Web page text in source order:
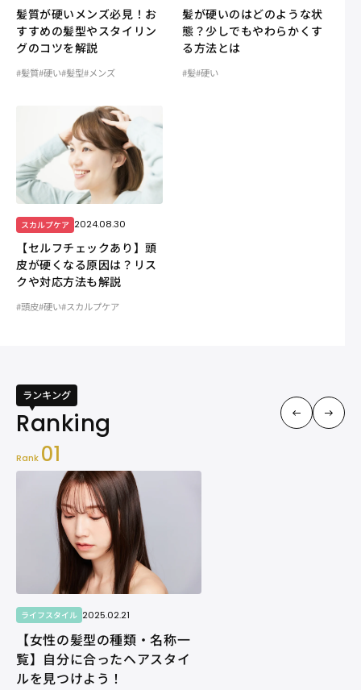
髪質が硬いメンズ必見！お
すすめの髪型やスタイリン
グのコツを解説
#髪質#硬い#髪型#メンズ
髪が硬いのはどのような状
態？少しでもやわらかくす
る方法とは
#髪#硬い
スカルプケア 2024.08.30
【セルフチェックあり】頭
皮が硬くなる原因は？リス
クや対応方法も解説
#頭皮#硬い#スカルプケア
ランキング
Rank 01
ライフスタイル 2025.02.21
【女性の髪型の種類・名称一
覧】自分に合ったヘアスタイ
ルを見つけよう！